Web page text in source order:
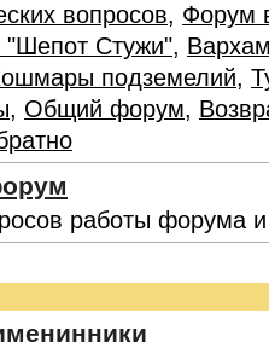
вопросов, Форум
Стужи",
подземелий,
, Общий форум,
работы форума и